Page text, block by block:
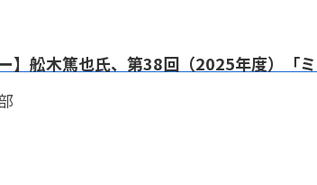
】舩木篤也氏、第38回（2025年度）「